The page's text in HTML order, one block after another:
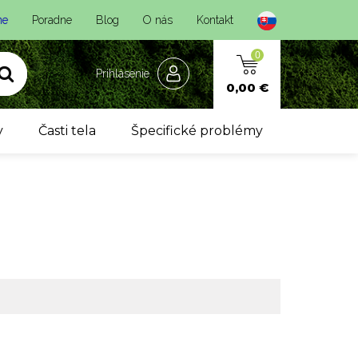
Poradne Blog O nás Kontakt
0
0,00 €
Prihlásenie
Časti tela Špecifické problémy